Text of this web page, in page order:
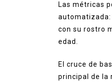
Las métricas
con su rostro
edad.
El cruce de
principal de la